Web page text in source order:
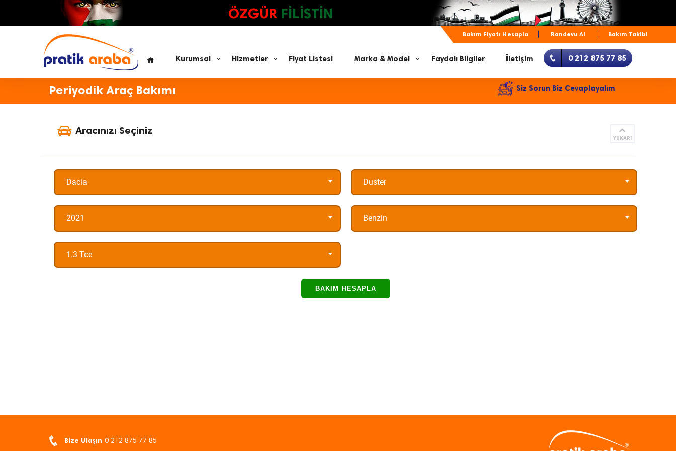
ÖZGÜR FİLİSTİN
Bakım Fiyatı Hesapla Randevu Al Bakım Takibi
Kurumsal Hizmetler Fiyat Listesi Marka & Model Faydalı Bilgiler İletişim 0 212 875 77 85
Periyodik Araç Bakımı Siz Sorun Biz Cevaplayalım
Aracınızı Seçiniz
YUKARI
Dacia Duster
2021 Benzin
1.3 Tce
BAKIM HESAPLA
Bize Ulaşın 0 212 875 77 85